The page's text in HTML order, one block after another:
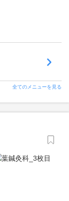
全てのメニューを見る